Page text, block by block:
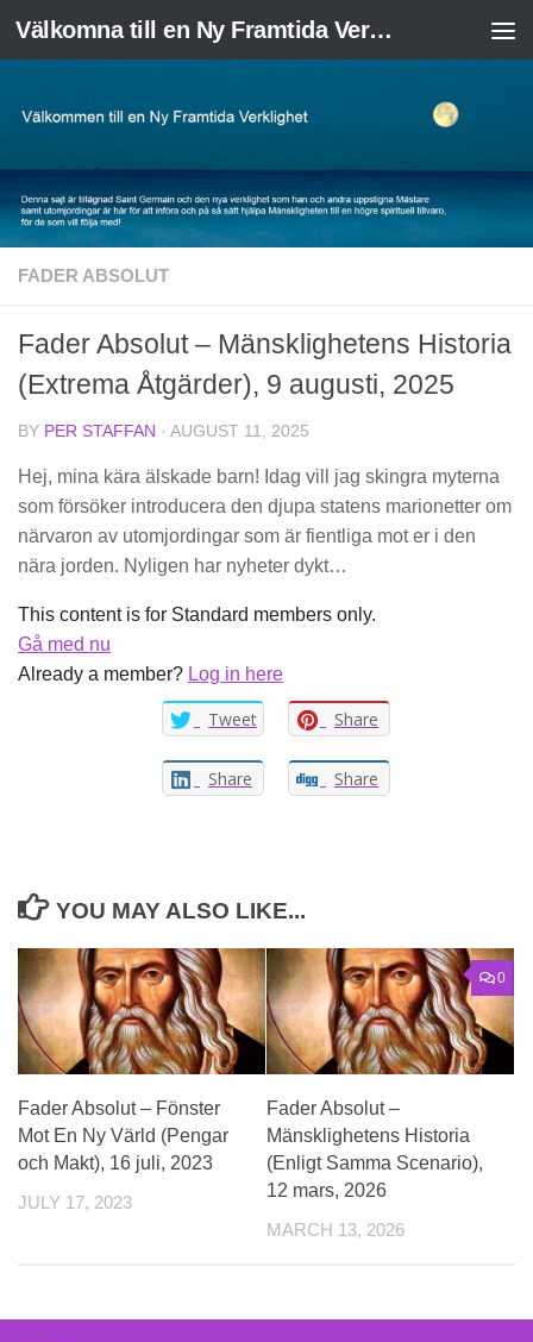
Skip to content Välkomna till en Ny Framtida Verklighet
FADER ABSOLUT
Fader Absolut – Mänsklighetens Historia
(Extrema Åtgärder), 9 augusti, 2025
BY PER STAFFAN · AUGUST 11, 2025
Hej, mina kära älskade barn! Idag vill jag skingra myterna
som försöker introducera den djupa statens marionetter om
närvaron av utomjordingar som är fientliga mot er i den
nära jorden. Nyligen har nyheter dykt…
This content is for Standard members only.
Gå med nu
Already a member? Log in here
Tweet Share
Share Share
YOU MAY ALSO LIKE...
Fader Absolut – Fönster
Mot En Ny Värld (Pengar
och Makt), 16 juli, 2023
JULY 17, 2023
0
Fader Absolut –
Mänsklighetens Historia
(Enligt Samma Scenario),
12 mars, 2026
MARCH 13, 2026